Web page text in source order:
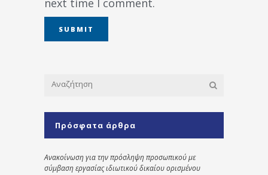
Πρόσφατα άρθρα
Ανακοίνωση για την πρόσληψη προσωπικού με
σύμβαση εργασίας ιδιωτικού δικαίου ορισμένου